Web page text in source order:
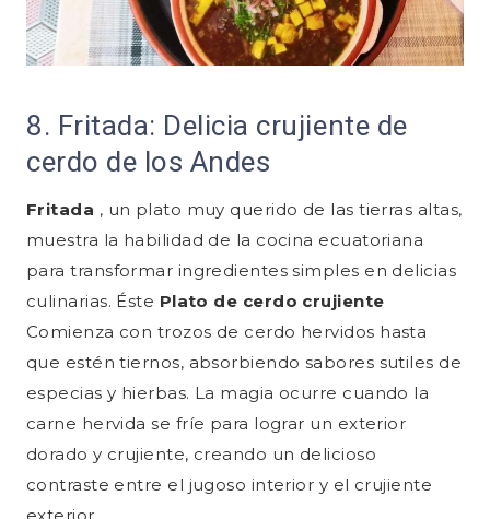
8. Fritada: Delicia crujiente de
cerdo de los Andes
Fritada , un plato muy querido de las tierras altas,
muestra la habilidad de la cocina ecuatoriana
para transformar ingredientes simples en delicias
culinarias. Éste Plato de cerdo crujiente
Comienza con trozos de cerdo hervidos hasta
que estén tiernos, absorbiendo sabores sutiles de
especias y hierbas. La magia ocurre cuando la
carne hervida se fríe para lograr un exterior
dorado y crujiente, creando un delicioso
contraste entre el jugoso interior y el crujiente